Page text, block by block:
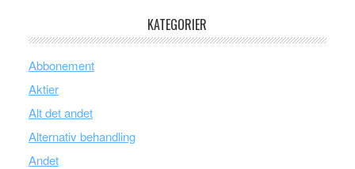
KATEGORIER
Abbonement
Aktier
Alt det andet
Alternativ behandling
Andet